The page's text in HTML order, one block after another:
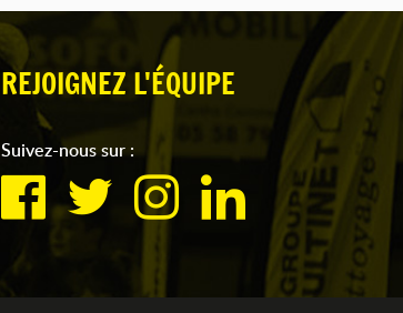
REJOIGNEZ L'ÉQUIPE
Suivez-nous sur :